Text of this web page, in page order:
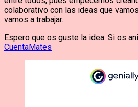
colaborativo con las ideas que
vamos a trabajar.
Espero que os guste la idea. Si os
CuentaMates